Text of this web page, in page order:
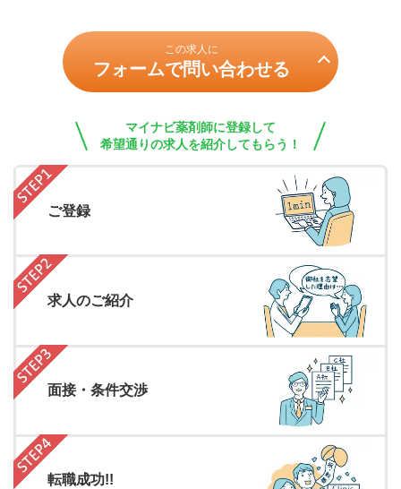
この求人に
フォームで問い合わせる
マイナビ薬剤師に登録して
希望通りの求人を紹介してもらう！
ご登録
求人のご紹介
面接・条件交渉
転職成功!!